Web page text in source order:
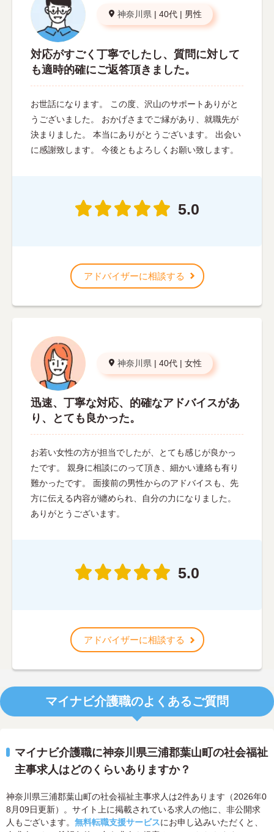
神奈川県 | 40代 | 男性
対応がすごく丁寧でしたし、質問に対して
も適時的確にご返答頂きました。
お世話になります。 この度、沢山のサポートありがと
うございました。 おかげさまでご縁があり、就職先が
決まりました。 本当にありがとうございます。 出会い
に感謝致します。 今後ともよろしくお願い致します。
5.0
アドバイザーに相談する
神奈川県 | 40代 | 女性
迅速、丁寧な対応、的確なアドバイスがあ
り、とても良かった。
お若い女性の方が担当でしたが、とても感じが良かっ
たです。 親身に相談にのって頂き、細かい連絡も有り
難かったです。 面接前の男性からのアドバイスも、先
方に伝える内容が纏められ、自分の力になりました。
ありがとうございます。
5.0
アドバイザーに相談する
マイナビ介護職のよくあるご質問
マイナビ介護職に神奈川県三浦郡葉山町の社会福祉
主事求人はどのくらいありますか？
神奈川県三浦郡葉山町の社会福祉主事求人は2件あります（2026年0
8月09日更新）。サイト上に掲載されている求人の他に、非公開求
人もございます。 無料転職支援サービスにお申し込みいただくと、